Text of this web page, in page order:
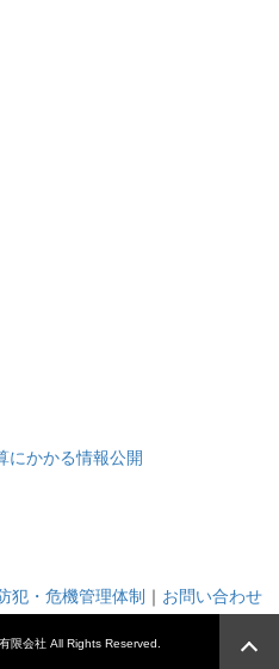
にかかる情報公開
犯・危機管理体制 ｜ お問い合わせ
限会社 All Rights Reserved.